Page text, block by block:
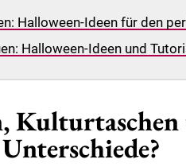
Halloween-Ideen für den
Halloween-Ideen und